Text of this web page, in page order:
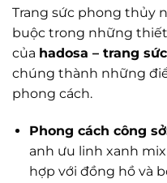
Trang sức phong thủy
buộc trong những thiết
của hadosa – trang sức
chúng thành những
phong cách.
Phong cách công
anh ưu linh xanh
hợp với đồng hồ và